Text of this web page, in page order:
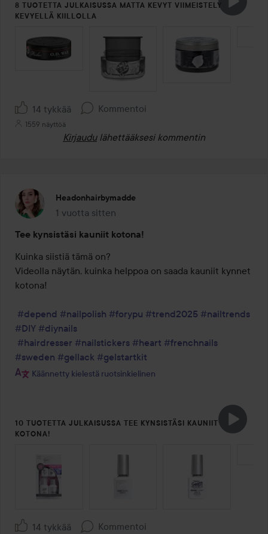
8 TUOTETTA JULKAISUSSA MATTA KEVYT VIIMEISTELY
KEVYELLÄ KIILLOLLA
OHITA OSIO
14 tykkää Kommentoi
1559 näyttöä
Kirjaudu lähettääksesi kommentin
Headonhairbymadde
1 vuotta sitten
Viesti luotiin 1 vuotta sitten
Tee kynsistäsi kauniit kotona!
Kuinka siistiä tämä on?
Videolla näytän, kuinka helppoa on saada kauniit kynnet
kotona!
#depend #nailpolish #forypu #trend2025 #nailtrends
#DIY #diynails
#hairdresser #nailstickers #heart #frenchnails
#sweden #gellack #gelstartkit
Käännetty kielestä ruotsinkielinen
10 TUOTETTA JULKAISUSSA TEE KYNSISTÄSI KAUNIIT
KOTONA!
14 tykkää Kommentoi